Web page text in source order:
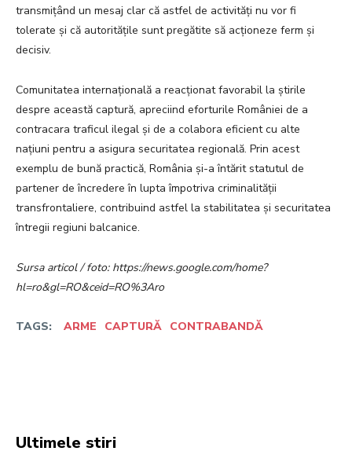
transmițând un mesaj clar că astfel de activități nu vor fi
tolerate și că autoritățile sunt pregătite să acționeze ferm și
decisiv.
Comunitatea internațională a reacționat favorabil la știrile
despre această captură, apreciind eforturile României de a
contracara traficul ilegal și de a colabora eficient cu alte
națiuni pentru a asigura securitatea regională. Prin acest
exemplu de bună practică, România și-a întărit statutul de
partener de încredere în lupta împotriva criminalității
transfrontaliere, contribuind astfel la stabilitatea și securitatea
întregii regiuni balcanice.
Sursa articol / foto: https://news.google.com/home?
hl=ro&gl=RO&ceid=RO%3Aro
TAGS: ARME CAPTURĂ CONTRABANDĂ
Ultimele stiri